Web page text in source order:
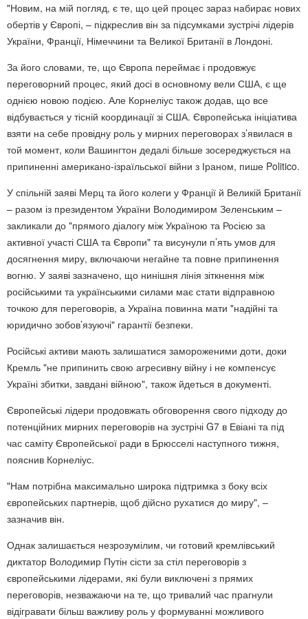
"Новим, на мій погляд, є те, що цей процес зараз набирає нових
обертів у Європі, – підкреслив він за підсумками зустрічі лідерів
України, Франції, Німеччини та Великої Британії в Лондоні.
За його словами, те, що Європа переймає і продовжує
переговорний процес, який досі в основному вели США, є ще
однією новою подією. Але Корнеліус також додав, що все
відбувається у тісній координації зі США. Європейська ініціатива
взяти на себе провідну роль у мирних переговорах з’явилася в
той момент, коли Вашингтон дедалі більше зосереджується на
припиненні американо-ізраїльської війни з Іраном, пише Politico.
У спільній заяві Мерц та його колеги у Франції й Великій Британії
– разом із президентом України Володимиром Зеленським –
закликали до "прямого діалогу між Україною та Росією за
активної участі США та Європи" та висунули п’ять умов для
досягнення миру, включаючи негайне та повне припинення
вогню. У заяві зазначено, що нинішня лінія зіткнення між
російськими та українськими силами має стати відправною
точкою для переговорів, а Україна повинна мати "надійні та
юридично зобов’язуючі" гарантії безпеки.
Російські активи мають залишатися замороженими доти, доки
Кремль "не припинить свою агресивну війну і не компенсує
Україні збитки, завдані війною", також йдеться в документі.
Європейські лідери продовжать обговорення свого підходу до
потенційних мирних переговорів на зустрічі G7 в Евіані та під
час саміту Європейської ради в Брюсселі наступного тижня,
пояснив Корнеліус.
"Нам потрібна максимально широка підтримка з боку всіх
європейських партнерів, щоб дійсно рухатися до миру", –
зазначив він.
Однак залишається незрозумілим, чи готовий кремлівський
диктатор Володимир Путін сісти за стіл переговорів з
європейськими лідерами, які були виключені з прямих
переговорів, незважаючи на те, що тривалий час прагнули
відігравати більш важливу роль у формуванні можливого